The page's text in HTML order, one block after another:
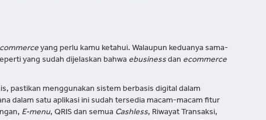
yang perlu kamu ketahui. Walaupun keduanya sama-
yang sudah dijelaskan bahwa ebusiness dan ecommerce
pastikan menggunakan sistem berbasis digital dalam
dalam satu aplikasi ini sudah tersedia macam-macam fitur
E-menu, QRIS dan semua Cashless, Riwayat Transaksi,